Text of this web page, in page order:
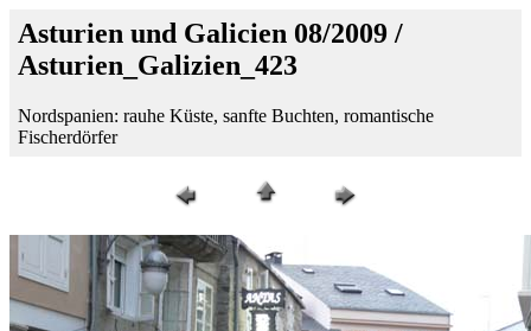
Asturien und Galicien 08/2009 /
Asturien_Galizien_423
Nordspanien: rauhe Küste, sanfte Buchten, romantische
Fischerdörfer